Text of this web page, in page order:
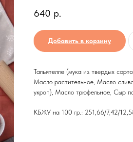
640 р.
Добавить в корзину
Тальятелле (мука из твердых
Масло растительное, Масло
укроп), Масло трюфельное, Сыр
КБЖУ на 100 гр.: 251,66/7,42/